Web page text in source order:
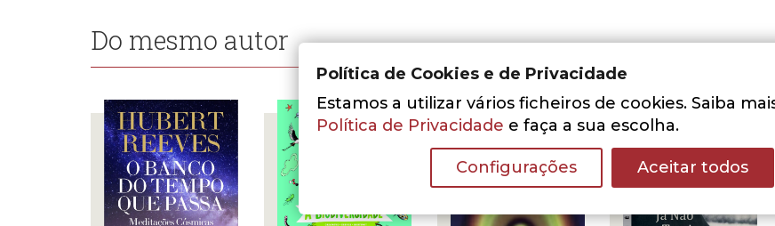
Do mesmo autor
Política de Cookies e de Privacidade
Estamos a utilizar vários ficheiros de cookies. Saiba
Política de Privacidade e faça a sua escolha.
Configurações Aceitar todos